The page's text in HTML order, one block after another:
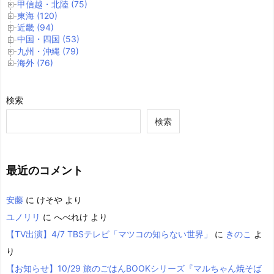
甲信越・北陸 (75)
東海 (120)
近畿 (94)
中国・四国 (53)
九州・沖縄 (79)
海外 (76)
検索
検索
最近のコメント
安藤 に けそや より
ユノリリ に へべれけ より
【TV出演】4/7 TBSテレビ「マツコの知らない世界」
に きのこ よ
り
【お知らせ】10/29 旅のごはんBOOKシリーズ『マルちゃん焼そば